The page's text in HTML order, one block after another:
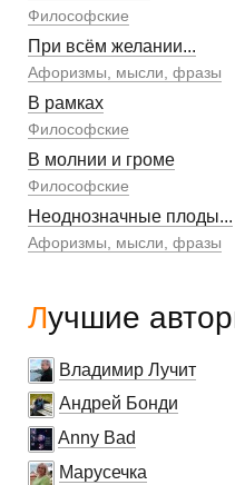
Философские
При всём желании...
Афоризмы, мысли, фразы
В рамках
Философские
В молнии и громе
Философские
Неоднозначные плоды...
Афоризмы, мысли, фразы
Лучшие
Владимир Лучит
Андрей Бонди
Anny Bad
Марусечка